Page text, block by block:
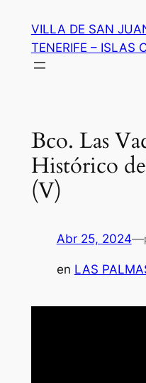
contenido
VILLA DE SAN
TENERIFE – ISLAS
Bco. Las
Histórico
(V)
Abr 25, 2024—
en LAS